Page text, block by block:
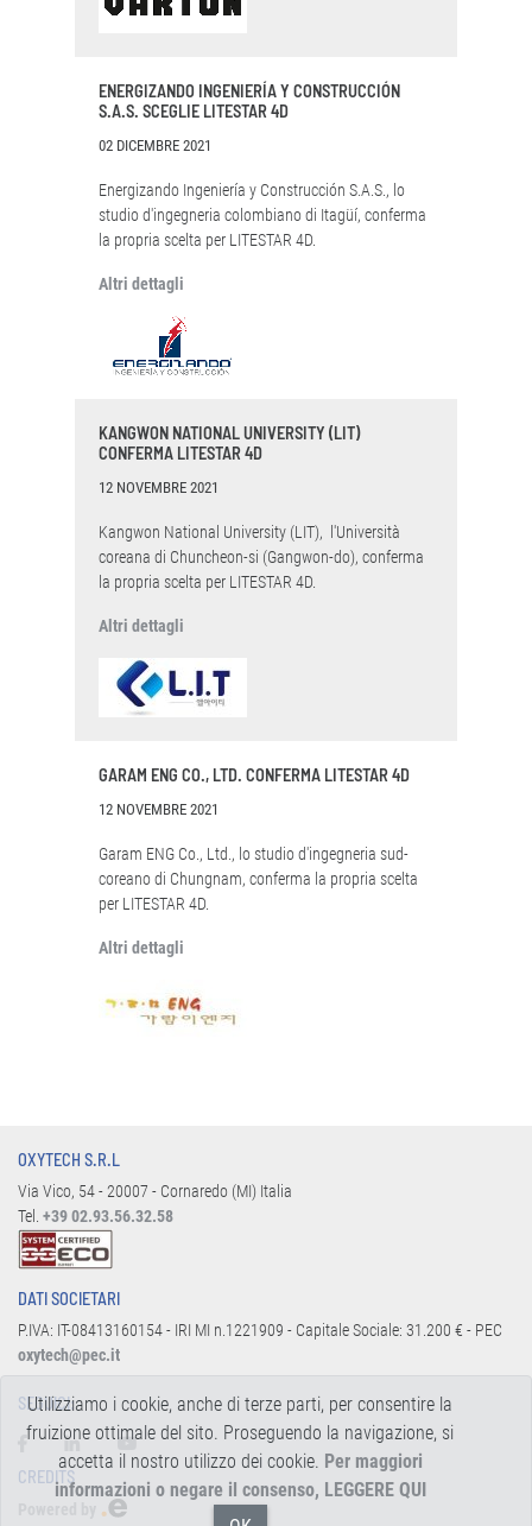
ENERGIZANDO INGENIERÍA Y CONSTRUCCIÓN
S.A.S. SCEGLIE LITESTAR 4D
02 DICEMBRE 2021
Energizando Ingeniería y Construcción S.A.S., lo
studio d'ingegneria colombiano di Itagüí, conferma
la propria scelta per LITESTAR 4D.
Altri dettagli
KANGWON NATIONAL UNIVERSITY (LIT)
CONFERMA LITESTAR 4D
12 NOVEMBRE 2021
Kangwon National University (LIT), l'Università
coreana di Chuncheon-si (Gangwon-do), conferma
la propria scelta per LITESTAR 4D.
Altri dettagli
GARAM ENG CO., LTD. CONFERMA LITESTAR 4D
12 NOVEMBRE 2021
Garam ENG Co., Ltd., lo studio d'ingegneria sud-
coreano di Chungnam, conferma la propria scelta
per LITESTAR 4D.
Altri dettagli
OXYTECH S.R.L
Via Vico, 54 - 20007 - Cornaredo (MI) Italia
Tel. +39 02.93.56.32.58
DATI SOCIETARI
P.IVA: IT-08413160154 - IRI MI n.1221909 - Capitale Sociale: 31.200 € - PEC
oxytech@pec.it
SEGUICI:
CREDITS
Utilizziamo i cookie, anche di terze parti, per consentire la
fruizione ottimale del sito. Proseguendo la navigazione, si
accetta il nostro utilizzo dei cookie. Per maggiori
informazioni o negare il consenso, LEGGERE QUI